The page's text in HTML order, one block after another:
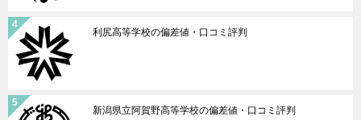
利尻高等学校の偏差値・口コミ評判
新潟県立阿賀野高等学校の偏差値・口コミ評判